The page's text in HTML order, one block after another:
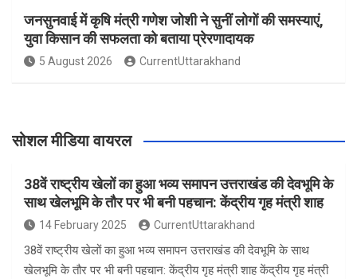
जनसुनवाई में कृषि मंत्री गणेश जोशी ने सुनीं लोगों की समस्याएं,
युवा किसान की सफलता को बताया प्रेरणादायक
5 August 2026 CurrentUttarakhand
सोशल मीडिया वायरल
38वें राष्ट्रीय खेलों का हुआ भव्य समापन उत्तराखंड की देवभूमि के
साथ खेलभूमि के तौर पर भी बनी पहचान: केंद्रीय गृह मंत्री शाह
14 February 2025 CurrentUttarakhand
38वें राष्ट्रीय खेलों का हुआ भव्य समापन उत्तराखंड की देवभूमि के साथ
खेलभूमि के तौर पर भी बनी पहचान: केंद्रीय गृह मंत्री शाह केंद्रीय गृह मंत्री